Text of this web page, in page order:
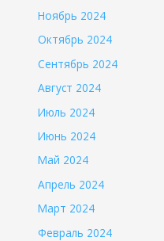
Ноябрь 2024
Октябрь 2024
Сентябрь 2024
Август 2024
Июль 2024
Июнь 2024
Май 2024
Апрель 2024
Март 2024
Февраль 2024